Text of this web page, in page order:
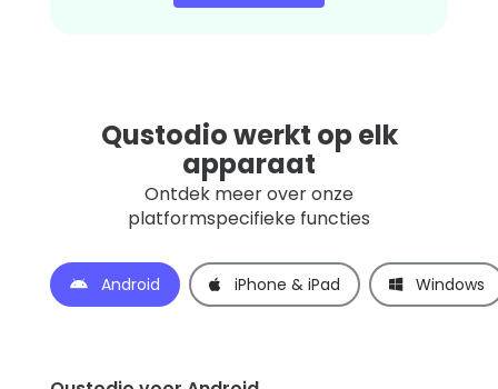
Qustodio werkt op elk
apparaat
Ontdek meer over onze
platformspecifieke functies
Android iPhone & iPad Windows